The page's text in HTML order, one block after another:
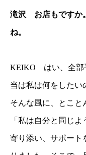
滝沢 お店もですか
ね。
KEIKO はい、全部
当は私は何をしたい
そんな風に、とこと
「私は自分と同じ
寄り添い、サポート